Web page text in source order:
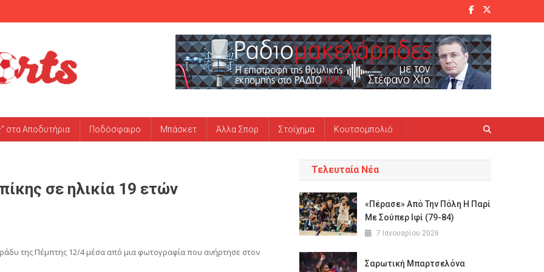
στα Αποδυτήρια Ποδόσφαιρο Μπάσκετ Άλλα Σπορ Στοίχημα Κουτσομπολιό
σε ηλικία 19 ετών
της Πέμπτης 12/4 μέσα από μια φωτογραφία που ανήρτησε στον
Τελευταία Νέα
«Πέρασε» Από Την Πόλη Η Παρί
Με Σούπερ Ιφί (79-84)
7 Ιανουαρίου 2026
Σαρωτική Μπαρτσελόνα